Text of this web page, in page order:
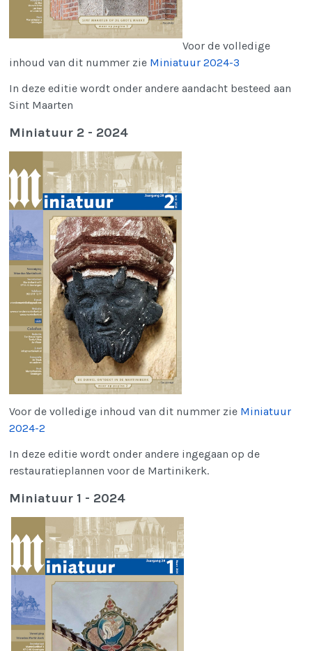
Voor de volledige
inhoud van dit nummer zie Miniatuur 2024-3
In deze editie wordt onder andere aandacht besteed aan
Sint Maarten
Miniatuur 2 - 2024
Voor de volledige inhoud van dit nummer zie Miniatuur
2024-2
In deze editie wordt onder andere ingegaan op de
restauratieplannen voor de Martinikerk.
Miniatuur 1 - 2024